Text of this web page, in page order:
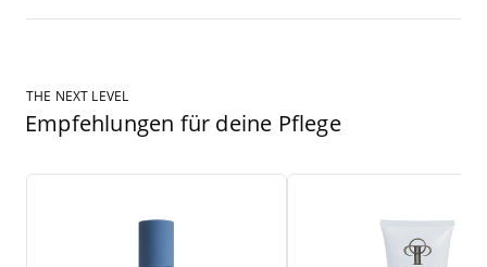
THE NEXT LEVEL
Empfehlungen für deine Pflege